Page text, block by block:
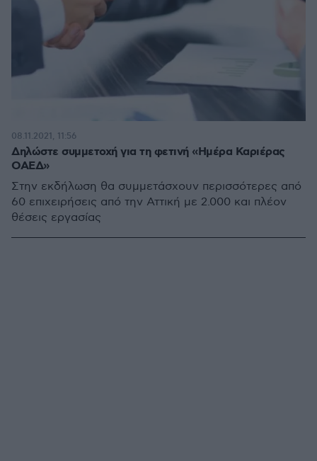
Δηλώστε συμμετοχή για τη φετινή «Ημέρα Καριέρας
ΟΑΕΔ»
Στην εκδήλωση θα συμμετάσχουν περισσότερες από
60 επιχειρήσεις από την Αττική με 2.000 και πλέον
θέσεις εργασίας
08.11.2021, 11:56